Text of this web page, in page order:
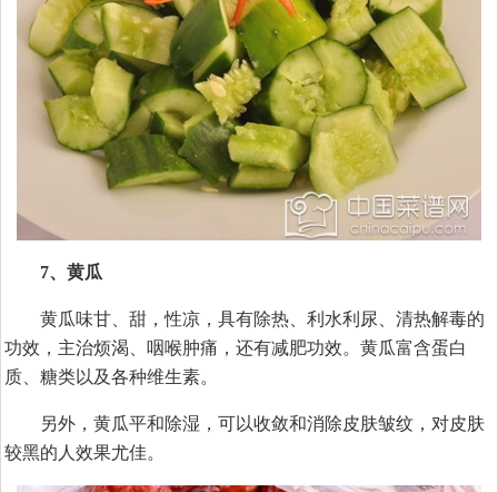
7、黄瓜
黄瓜味甘、甜，性凉，具有除热、利水利尿、清热解毒的
功效，主治烦渴、咽喉肿痛，还有减肥功效。黄瓜富含蛋白
质、糖类以及各种维生素。
另外，黄瓜平和除湿，可以收敛和消除皮肤皱纹，对皮肤
较黑的人效果尤佳。